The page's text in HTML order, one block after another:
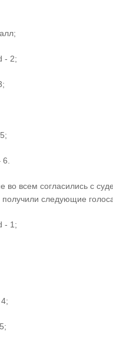
;
- 2;
6.
во всем согласились с
получили следующие
- 1;